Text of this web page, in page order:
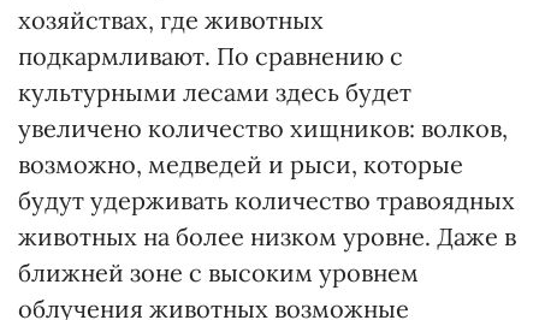
хозяйствах, где животных
подкармливают. По сравнению с
культурными лесами здесь будет
увеличено количество хищников: волков,
возможно, медведей и рыси, которые
будут удерживать количество травоядных
животных на более низком уровне. Даже в
ближней зоне с высоким уровнем
облучения животных возможные